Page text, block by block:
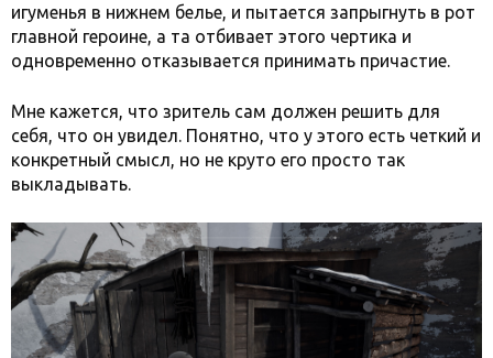
игуменья в нижнем белье, и пытается запрыгнуть в рот
главной героине, а та отбивает этого чертика и
одновременно отказывается принимать причастие.
Мне кажется, что зритель сам должен решить для
себя, что он увидел. Понятно, что у этого есть четкий и
конкретный смысл, но не круто его просто так
выкладывать.